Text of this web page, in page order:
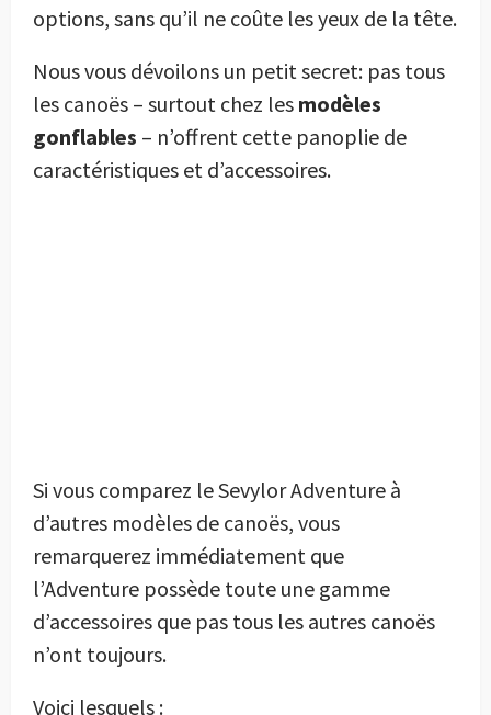
options, sans qu’il ne coûte les yeux de la tête.
Nous vous dévoilons un petit secret: pas tous
les canoës – surtout chez les modèles
gonflables – n’offrent cette panoplie de
caractéristiques et d’accessoires.
Si vous comparez le Sevylor Adventure à
d’autres modèles de canoës, vous
remarquerez immédiatement que
l’Adventure possède toute une gamme
d’accessoires que pas tous les autres canoës
n’ont toujours.
Voici lesquels :